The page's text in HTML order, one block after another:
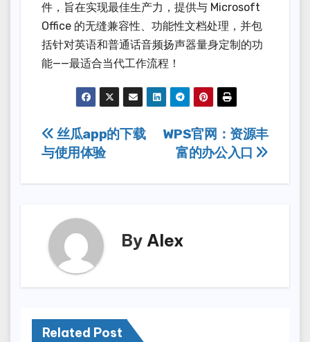
件，旨在实现最佳生产力，提供与 Microsoft
Office 的无缝兼容性、功能性文档处理，并包
括针对英语和普通话音频扬声器量身定制的功
能——最适合当代工作流程！
Post
navigation
WPS官网：资源丰
富的办公入口
丝瓜app的下载
与使用体验
By Alex
Related Post